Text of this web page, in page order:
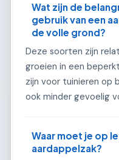
Wat zijn de
gebruik van een
de volle grond?
Deze soorten zijn
groeien in een
zijn voor tuinieren op
ook minder gevoelig
Waar moet je op
aardappelzak?